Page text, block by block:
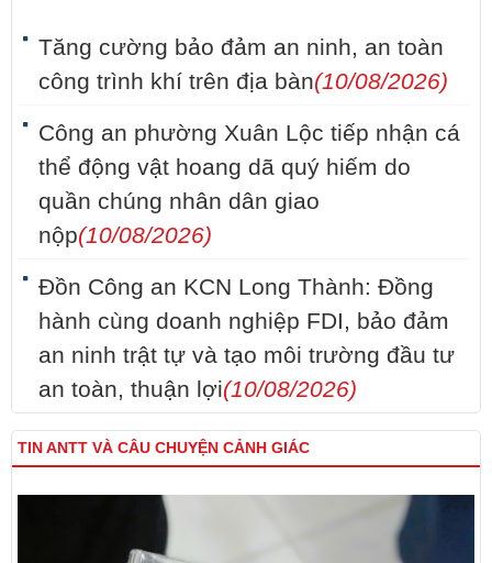
Tăng cường bảo đảm an ninh, an toàn
công trình khí trên địa bàn(10/08/2026)
Công an phường Xuân Lộc tiếp nhận cá
thể động vật hoang dã quý hiếm do
quần chúng nhân dân giao
nộp(10/08/2026)
Đồn Công an KCN Long Thành: Đồng
hành cùng doanh nghiệp FDI, bảo đảm
an ninh trật tự và tạo môi trường đầu tư
an toàn, thuận lợi(10/08/2026)
TIN ANTT VÀ CÂU CHUYỆN CẢNH GIÁC